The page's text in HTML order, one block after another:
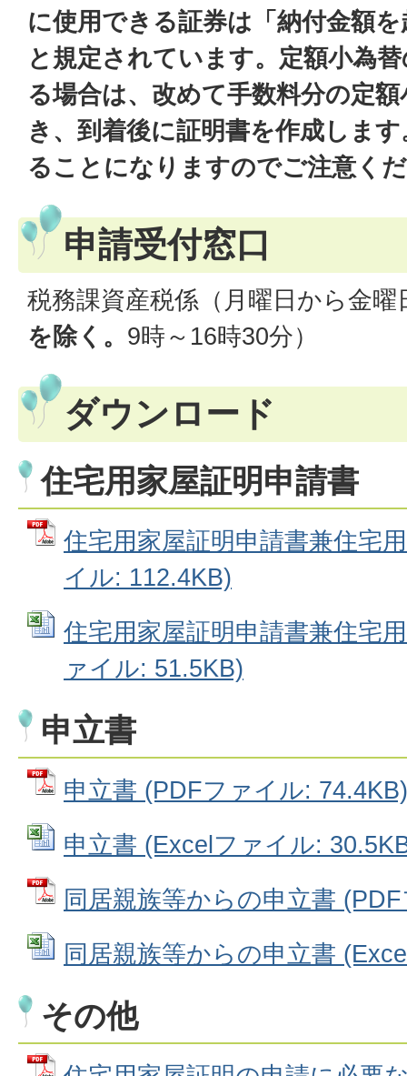
に使用できる証券は「納付金額
と規定されています。定額小為
る場合は、改めて手数料分の定
き、到着後に証明書を作成しま
ることになりますのでご注意く
申請受付窓口
税務課資産税係（月曜日から金曜
を除く。 9時～16時30分）
ダウンロード
住宅用家屋証明申請書
住宅用家屋証明申請書兼住宅
イル: 112.4KB)
住宅用家屋証明申請書兼住宅
ァイル: 51.5KB)
申立書
申立書 (PDFファイル: 74.4KB)
申立書 (Excelファイル:
同居親族等からの申立書
同居親族等からの申立書
その他